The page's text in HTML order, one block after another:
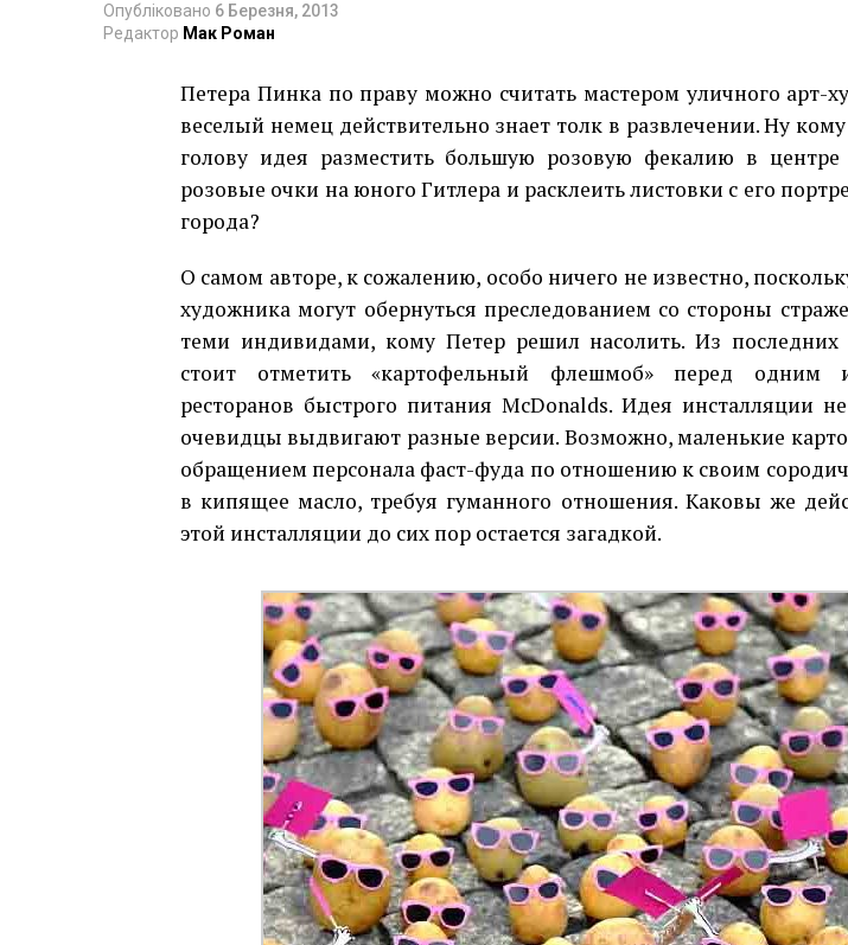
Опубліковано 6 Березня, 2013
Редактор Мак Роман
Петера Пинка по праву можно считать мастером уличного арт-
веселый немец действительно знает толк в развлечении. Ну
голову идея разместить большую розовую фекалию в
розовые очки на юного Гитлера и расклеить листовки с его
города?
О самом авторе, к сожалению, особо ничего не известно,
художника могут обернуться преследованием со стороны
теми индивидами, кому Петер решил насолить. Из
стоит отметить «картофельный флешмоб» перед одним
ресторанов быстрого питания McDonalds. Идея инсталляции
очевидцы выдвигают разные версии. Возможно, маленькие
обращением персонала фаст-фуда по отношению к своим
в кипящее масло, требуя гуманного отношения. Каковы же
этой инсталляции до сих пор остается загадкой.